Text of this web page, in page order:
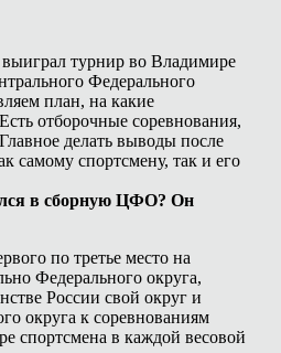
турнир во Владимире
Федерального
план, на какие
отборочные соревнования,
делать выводы после
самому спортсмену, так и его
в сборную ЦФО? Он
по третье место на
Федерального округа,
России свой округ и
округа к соревнованиям
спортсмена в каждой весовой